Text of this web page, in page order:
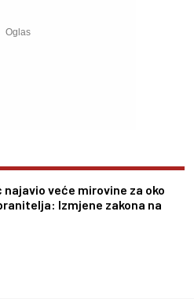
najavio veće mirovine za oko
Izmjene zakona na